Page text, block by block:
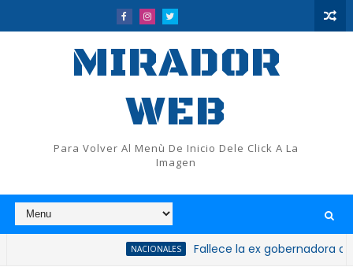
MIRADOR
WEB
Para Volver Al Menù De Inicio Dele Click A La
Imagen
Fallece la ex gobernadora de San